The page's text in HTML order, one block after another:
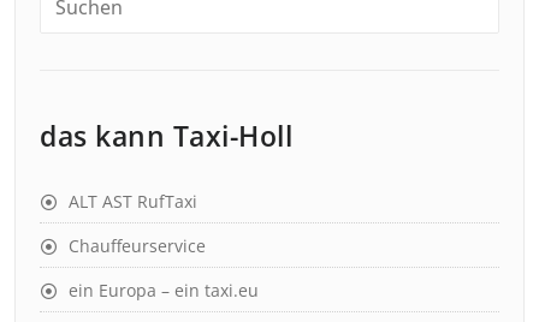
das kann Taxi-Holl
ALT AST RufTaxi
Chauffeurservice
ein Europa – ein taxi.eu